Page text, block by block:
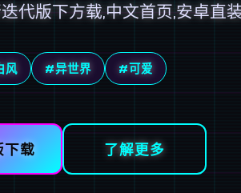
代版下方载,中文首页,安卓直
风 #异世界 #可爱
下载 了解更多